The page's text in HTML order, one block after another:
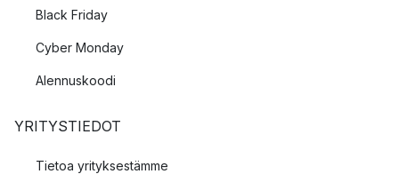
Black Friday
Cyber Monday
Alennuskoodi
YRITYSTIEDOT
Tietoa yrityksestämme